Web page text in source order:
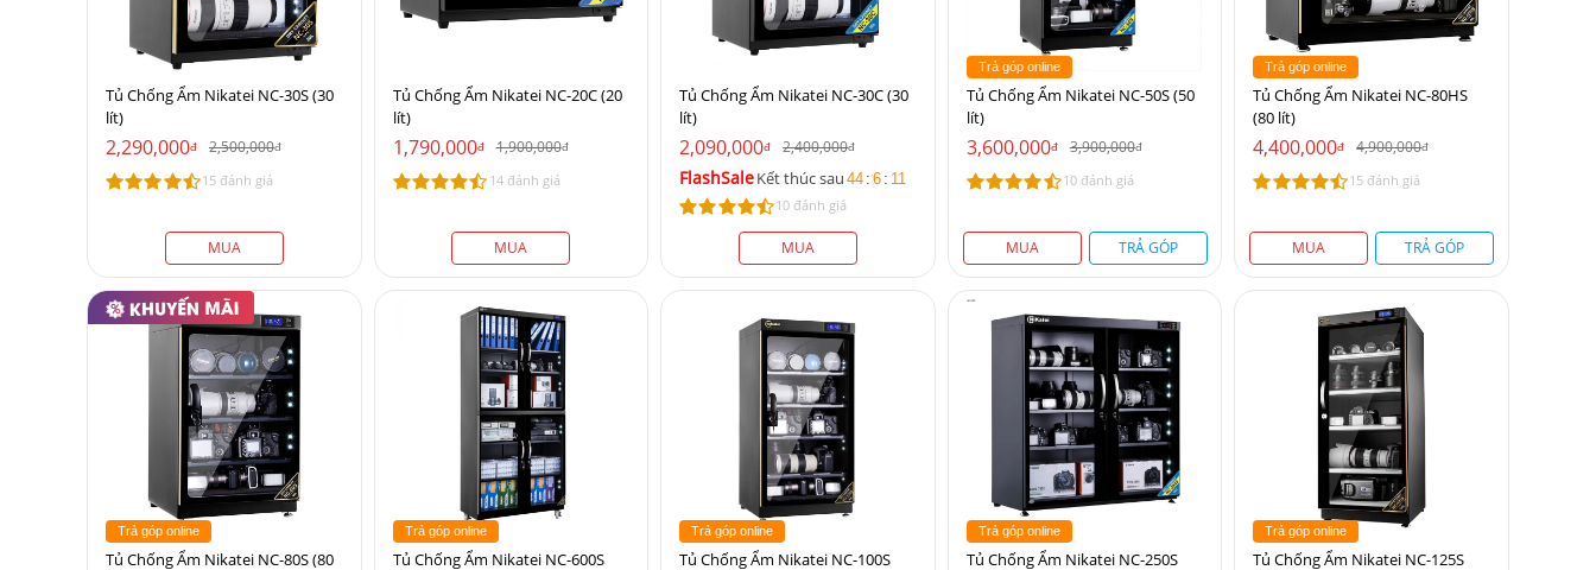
Tủ Chống Ẩm Nikatei NC-30S (30
lít)
2,290,000đ 2,500,000đ
15 đánh giá
MUA
Tủ Chống Ẩm Nikatei NC-20C (20
lít)
1,790,000đ 1,900,000đ
14 đánh giá
MUA
Tủ Chống Ẩm Nikatei NC-30C (30
lít)
2,090,000đ 2,400,000đ
FlashSaleKết thúc sau 44 : 6 : 11
10 đánh giá
MUA
Trả góp online
Tủ Chống Ẩm Nikatei NC-50S (50
lít)
3,600,000đ 3,900,000đ
10 đánh giá
MUA TRẢ GÓP
Trả góp online
Tủ Chống Ẩm Nikatei NC-80HS
(80 lít)
4,400,000đ 4,900,000đ
15 đánh giá
MUA TRẢ GÓP
Trả góp online
Tủ Chống Ẩm Nikatei NC-80S (80
Trả góp online
Tủ Chống Ẩm Nikatei NC-600S
Trả góp online
Tủ Chống Ẩm Nikatei NC-100S
Trả góp online
Tủ Chống Ẩm Nikatei NC-250S
Trả góp online
Tủ Chống Ẩm Nikatei NC-125S